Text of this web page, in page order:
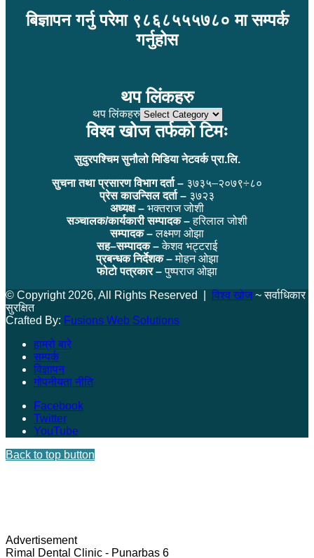
बिज्ञापन गर्नु परेमा ९८६८५५५७८० मा सम्पर्क
गर्नुहोस
थप लिंकहरु
थप लिंकहरु
विश्व खोज तर्फको टिमः
सुदुरपश्चिम सुनौलो मिडिया नेटवर्क प्रा.लि.
सुचना तथा प्रसारण विभाग दर्ता – ३७३५–२०७९÷८०
प्रेस काउन्सिल दर्ता – ३७२३
अध्यक्ष – भक्तराज जोशी
सञ्चालक/कार्यकारी सम्पादक –हरिलाल जोशी
सम्पादक –लक्ष्मण ओझा
सह–सम्पादक –केशव भट्टराई
प्रबन्धक निर्देशक –मोहन ओझा
फोटो पत्रकार –पुष्पराज ओझा
© Copyright 2026, All Rights Reserved | विश्व खोज~ सर्वाधिकार
सुरक्षित
Crafted By: Fusions Web Solutions
हाम्रो बारे
सम्पर्क
विज्ञापन
गोपनीयता नीति
Facebook
Twitter
YouTube
Back to top button
Advertisement
Rimal Dental Clinic - Punarbas 6